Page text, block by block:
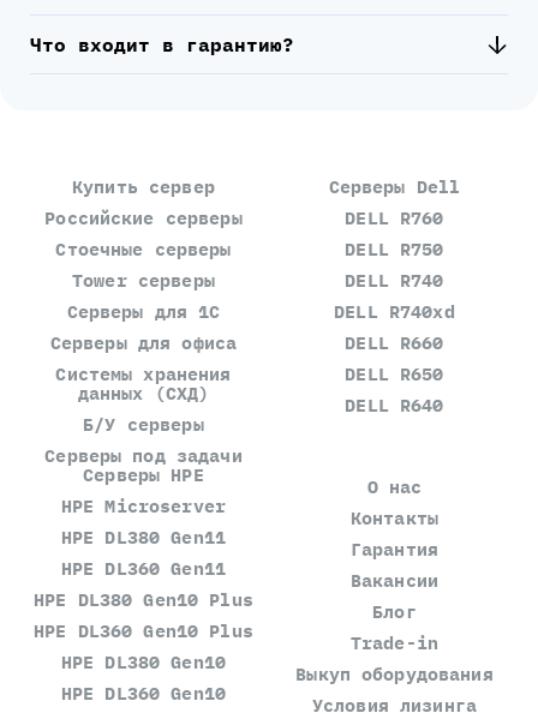
Что входит в гарантию?
Купить сервер
Российские серверы
Стоечные серверы
Tower серверы
Серверы для 1С
Серверы для офиса
Системы хранения
данных (СХД)
Б/У серверы
Серверы под задачи
Серверы Dell
DELL R760
DELL R750
DELL R740
DELL R740xd
DELL R660
DELL R650
DELL R640
Серверы HPE
HPE Microserver
HPE DL380 Gen11
HPE DL360 Gen11
HPE DL380 Gen10 Plus
HPE DL360 Gen10 Plus
HPE DL380 Gen10
HPE DL360 Gen10
О нас
Контакты
Гарантия
Вакансии
Блог
Trade-in
Выкуп оборудования
Условия лизинга